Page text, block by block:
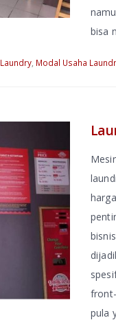
bisa
Modal Usaha
pula